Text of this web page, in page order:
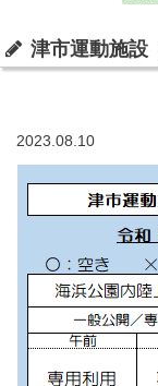
津市運動施
2023.08.10